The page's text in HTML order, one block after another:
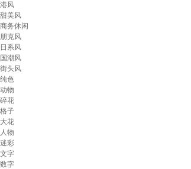
港风
甜美风
商务休闲
朋克风
日系风
国潮风
街头风
纯色
动物
碎花
格子
大花
人物
迷彩
文字
数字